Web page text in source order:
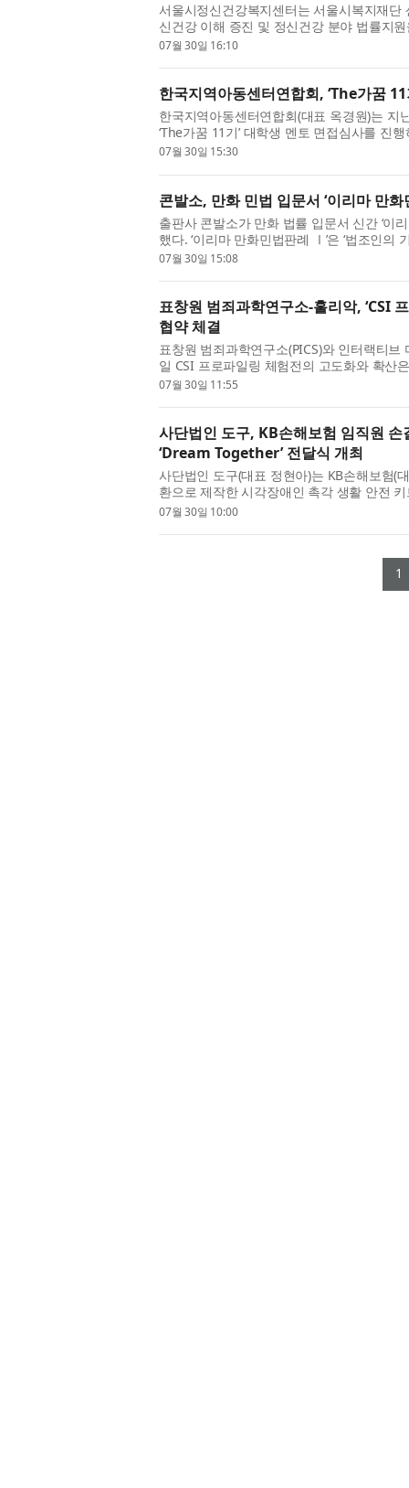
서울시정신건강복지센터는 서울시복지재
신건강 이해 증진 및 정신건강 분야 법률지
시복지재단에서 체결했다. 이번 협약은 정
07월 30일 16:10
한국지역아동센터연합회, ‘The가꿈
한국지역아동센터연합회(대표 옥경원)는
‘The가꿈 11기’ 대학생 멘토 면접심사를 진
72명을 최종 선발했다. ‘The가꿈’은 현대백
07월 30일 15:30
콘발소, 만화 민법 입문서 ‘이리마 만
출판사 콘발소가 만화 법률 입문서 신간 ‘이
했다. ‘이리마 만화민법판례 Ⅰ’은 ‘법조인
게’ 기르기 위해 기획된 만화 법률 입문서다.
07월 30일 15:08
표창원 범죄과학연구소-훌리악, ‘CSI
협약 체결
표창원 범죄과학연구소(PICS)와 인터랙티
일 CSI 프로파일링 체험전의 고도화와 확산
공동 개발하기 위한 업무협약(MOU)을 체결
07월 30일 11:55
사단법인 도구, KB손해보험 임직원
‘Dream Together’ 전달식 개최
사단법인 도구(대표 정현아)는 KB손해보험(
환으로 제작한 시각장애인 촉각 생활 안전
(수) 대한안마사협회에서 진행했다고 밝혔
07월 30일 10:00
1